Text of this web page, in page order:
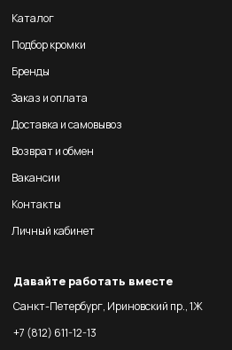
Каталог
Подбор кромки
Бренды
Заказ и оплата
Доставка и самовывоз
Возврат и обмен
Вакансии
Контакты
Личный кабинет
Давайте работать вместе
Санкт-Петербург, Ириновский пр., 1Ж
+7 (812) 611-12-13